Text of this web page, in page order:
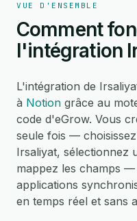
VUE D'ENSEMBLE
Comment
l'intégration
L'intégration de
à Notion grâce au
code d'eGrow. Vous
seule fois —
Irsaliyat, sélectionnez
mappez les champs
applications
en temps réel et sans